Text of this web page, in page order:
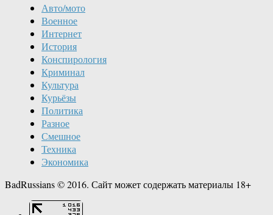
Авто/мото
Военное
Интернет
История
Конспирология
Криминал
Культура
Курьёзы
Политика
Разное
Смешное
Техника
Экономика
BadRussians © 2016. Сайт может содержать материалы 18+